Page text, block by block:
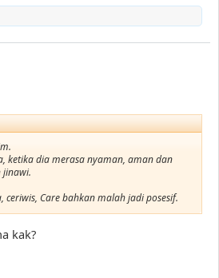
ketika dia merasa nyaman, aman dan
jinawi.
ceriwis, Care bahkan malah jadi posesif.
kak?